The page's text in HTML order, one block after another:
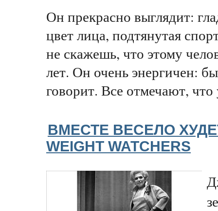
Он прекрасно выглядит:
цвет лица, подтянутая
не скажешь, что этому
лет. Он очень энергичен:
говорит. Все отмечают,
ВМЕСТЕ ВЕСЕЛО
WEIGHT WATCHERS